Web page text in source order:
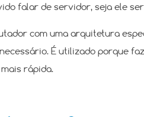
falar de servidor, seja ele
com uma arquitetura
É utilizado porque
rápida.